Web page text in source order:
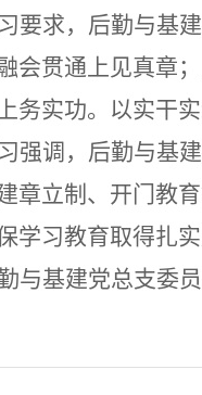
要求，后勤与基
会贯通上见真章
务实功。以实干
强调，后勤与基
章立制、开门教
学习教育取得扎实
与基建党总支委